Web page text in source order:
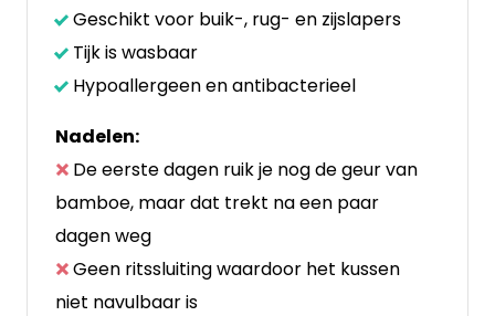
Geschikt voor buik-, rug- en zijslapers
Tijk is wasbaar
Hypoallergeen en antibacterieel
Nadelen:
De eerste dagen ruik je nog de geur van
bamboe, maar dat trekt na een paar
dagen weg
Geen ritssluiting waardoor het kussen
niet navulbaar is